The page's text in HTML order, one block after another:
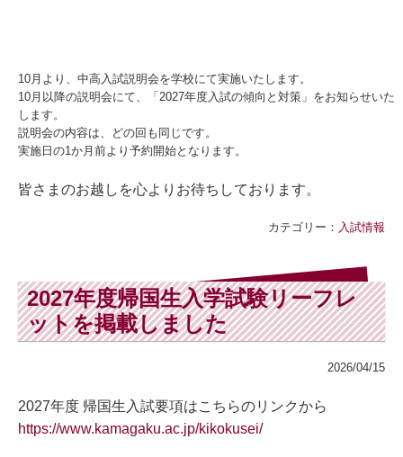
10月より、中高入試説明会を学校にて実施いたします。
10月以降の説明会にて、「2027年度入試の傾向と対策」をお知らせいた
します。
説明会の内容は、どの回も同じです。
実施日の1か月前より予約開始となります。
皆さまのお越しを心よりお待ちしております。
カテゴリー： 入試情報
2027年度帰国生入学試験リーフレ
ットを掲載しました
2026/04/15
2027年度 帰国生入試要項はこちらのリンクから
https://www.kamagaku.ac.jp/kikokusei/